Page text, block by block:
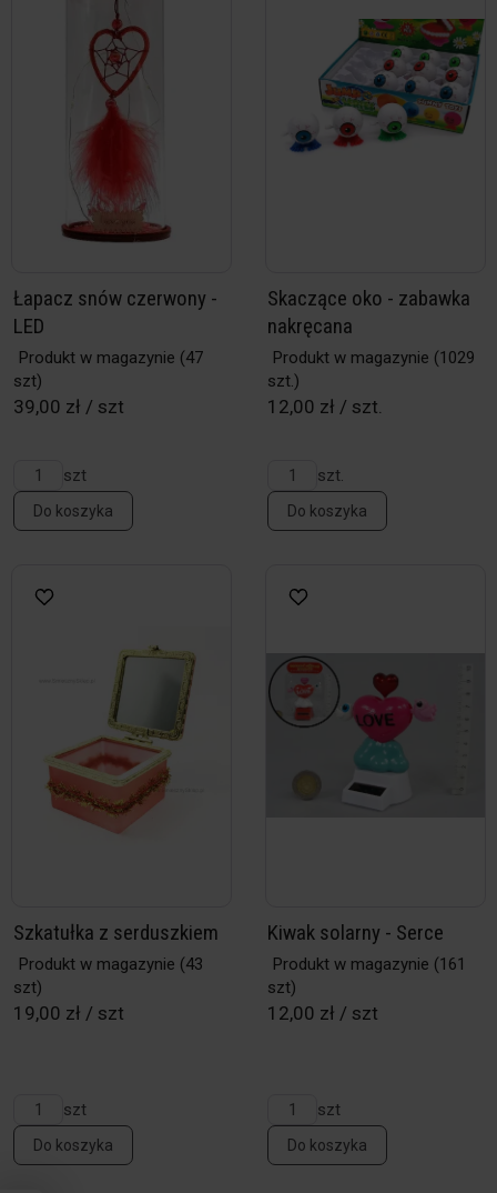
Łapacz snów czerwony -
LED
Produkt w magazynie (47
szt)
39,00 zł / szt
szt
Do koszyka
Skaczące oko - zabawka
nakręcana
Produkt w magazynie (1029
szt.)
12,00 zł / szt.
szt.
Do koszyka
Szkatułka z serduszkiem
Produkt w magazynie (43
szt)
19,00 zł / szt
szt
Do koszyka
Kiwak solarny - Serce
Produkt w magazynie (161
szt)
12,00 zł / szt
szt
Do koszyka